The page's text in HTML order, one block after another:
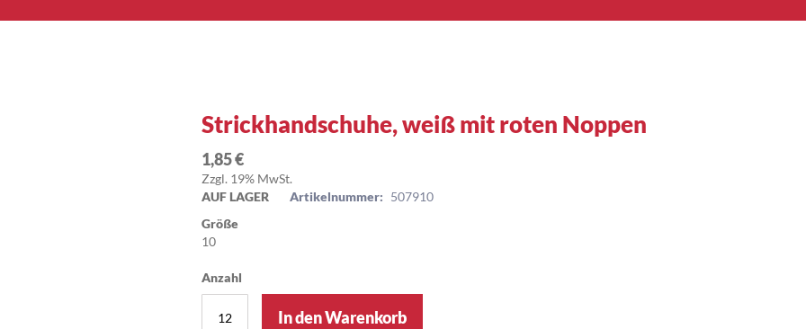
Strickhandschuhe, weiß mit roten Noppen
1,85 €
Zzgl. 19% MwSt.
AUF LAGER
Artikelnummer: 507910
Größe
10
Anzahl
In den Warenkorb